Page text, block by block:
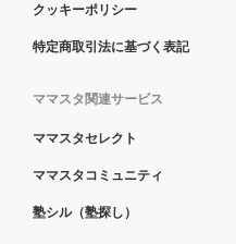
クッキーポリシー
特定商取引法に基づく表記
ママスタ関連サービス
ママスタセレクト
ママスタコミュニティ
塾シル（塾探し）